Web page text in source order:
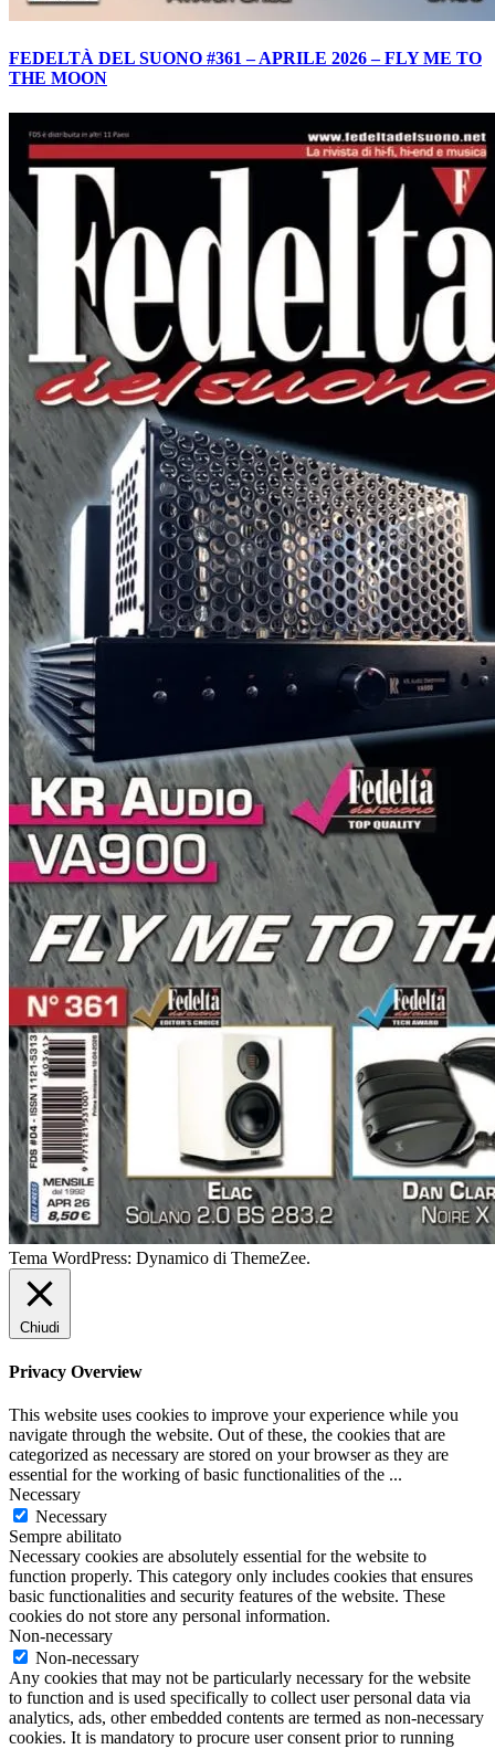
FEDELTÀ DEL SUONO #361 – APRILE 2026 – FLY ME TO
THE MOON
Tema WordPress: Dynamico di ThemeZee.
Chiudi
Privacy Overview
This website uses cookies to improve your experience while you
navigate through the website. Out of these, the cookies that are
categorized as necessary are stored on your browser as they are
essential for the working of basic functionalities of the ...
Necessary
Necessary
Sempre abilitato
Necessary cookies are absolutely essential for the website to
function properly. This category only includes cookies that ensures
basic functionalities and security features of the website. These
cookies do not store any personal information.
Non-necessary
Non-necessary
Any cookies that may not be particularly necessary for the website
to function and is used specifically to collect user personal data via
analytics, ads, other embedded contents are termed as non-necessary
cookies. It is mandatory to procure user consent prior to running